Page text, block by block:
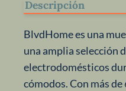
Descripción
BlvdHome es una
una amplia selección
electrodomésticos
cómodos. Con más